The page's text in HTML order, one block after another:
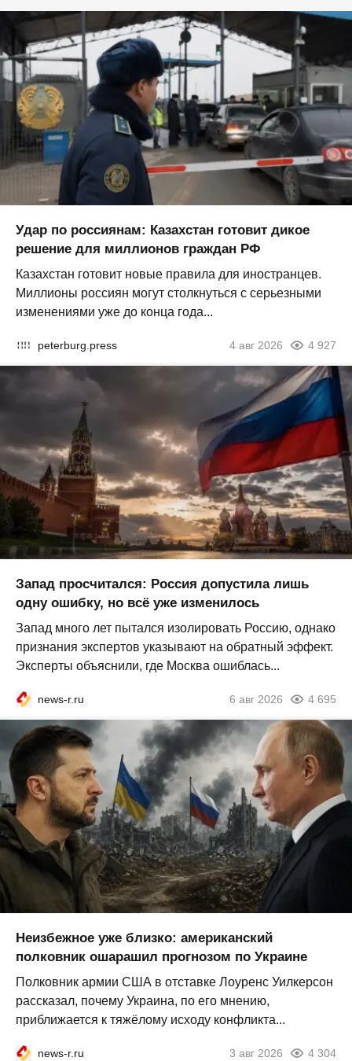
Удар по россиянам: Казахстан готовит дикое
решение для миллионов граждан РФ
Казахстан готовит новые правила для иностранцев.
Миллионы россиян могут столкнуться с серьезными
изменениями уже до конца года...
peterburg.press 4 авг 2026 4 927
Запад просчитался: Россия допустила лишь
одну ошибку, но всё уже изменилось
Запад много лет пытался изолировать Россию, однако
признания экспертов указывают на обратный эффект.
Эксперты объяснили, где Москва ошиблась...
news-r.ru 6 авг 2026 4 695
Неизбежное уже близко: американский
полковник ошарашил прогнозом по Украине
Полковник армии США в отставке Лоуренс Уилкерсон
рассказал, почему Украина, по его мнению,
приближается к тяжёлому исходу конфликта...
news-r.ru 3 авг 2026 4 304